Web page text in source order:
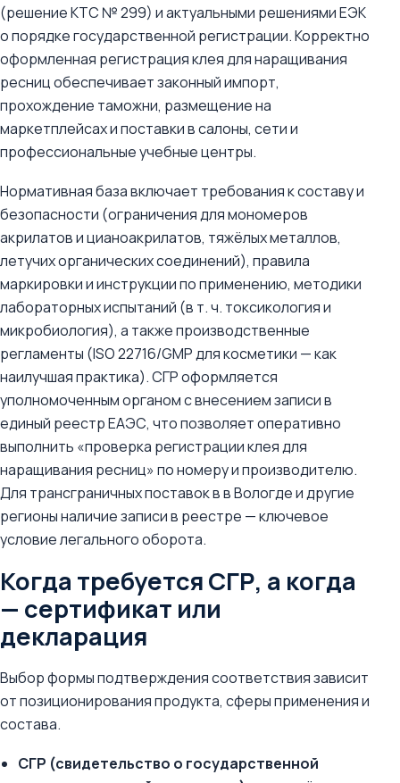
(решение КТС № 299) и актуальными решениями ЕЭК
о порядке государственной регистрации. Корректно
оформленная регистрация клея для наращивания
ресниц обеспечивает законный импорт,
прохождение таможни, размещение на
маркетплейсах и поставки в салоны, сети и
профессиональные учебные центры.
Нормативная база включает требования к составу и
безопасности (ограничения для мономеров
акрилатов и цианоакрилатов, тяжёлых металлов,
летучих органических соединений), правила
маркировки и инструкции по применению, методики
лабораторных испытаний (в т. ч. токсикология и
микробиология), а также производственные
регламенты (ISO 22716/GMP для косметики — как
наилучшая практика). СГР оформляется
уполномоченным органом с внесением записи в
единый реестр ЕАЭС, что позволяет оперативно
выполнить «проверка регистрации клея для
наращивания ресниц» по номеру и производителю.
Для трансграничных поставок в в Вологде и другие
регионы наличие записи в реестре — ключевое
условие легального оборота.
Когда требуется СГР, а когда
— сертификат или
декларация
Выбор формы подтверждения соответствия зависит
от позиционирования продукта, сферы применения и
состава.
СГР (свидетельство о государственной